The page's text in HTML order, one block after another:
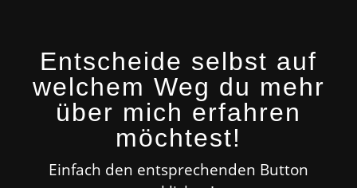
Entscheide selbst auf
welchem Weg du mehr
über mich erfahren
möchtest!
Einfach den entsprechenden Button